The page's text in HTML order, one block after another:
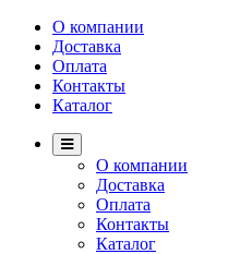
О компании
Доставка
Оплата
Контакты
Каталог
О компании
Доставка
Оплата
Контакты
Каталог